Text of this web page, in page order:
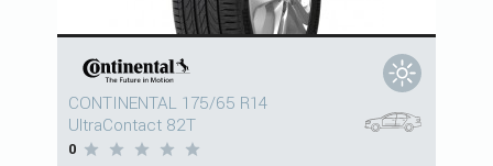
CONTINENTAL 175/65 R14
UltraContact 82T
0